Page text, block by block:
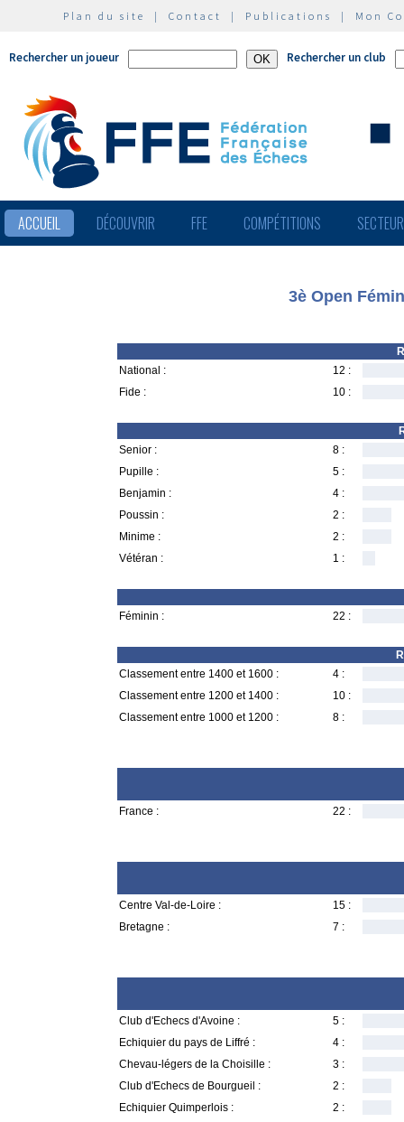
Plan du site | Contact | Publications | Mon
Rechercher un joueur Rechercher un club
ACCUEIL DÉCOUVRIR FFE COMPÉTITIONS
3è Open
National :
12 :
Fide :
10 :
Senior :
8 :
Pupille :
5 :
Benjamin :
4 :
Poussin :
2 :
Minime :
2 :
Vétéran :
1 :
Féminin : 22 :
Classement entre 1400 et 1600 :
4 :
Classement entre 1200 et 1400 :
10 :
Classement entre 1000 et 1200 :
8 :
France : 22 :
Centre Val-de-Loire :
15 :
Bretagne :
7 :
Club d'Echecs d'Avoine :
5 :
Echiquier du pays de Liffré :
4 :
Chevau-légers de la Choisille :
3 :
Club d'Echecs de Bourgueil :
2 :
Echiquier Quimperlois :
2 :